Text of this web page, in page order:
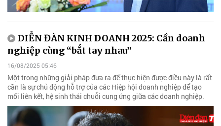
DIỄN ĐÀN KINH DOANH 2025: Cần doanh
nghiệp cùng “bắt tay nhau”
16/08/2025 05:46
Một trong những giải pháp đưa ra để thực hiện được điều này là rất
cần là sự chủ động hỗ trợ của các Hiệp hội doanh nghiệp để tạo
mối liên kết, hệ sinh thái chuỗi cung ứng giữa các doanh nghiệp.